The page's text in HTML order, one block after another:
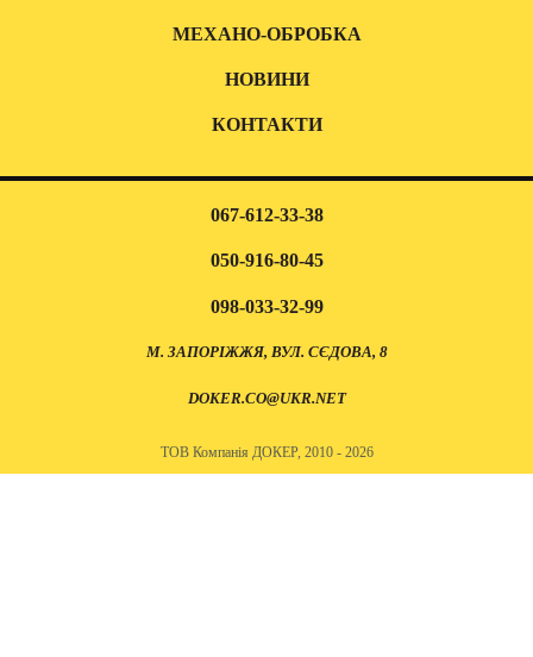
МЕХАНО-ОБРОБКА
НОВИНИ
КОНТАКТИ
067-612-33-38
050-916-80-45
098-033-32-99
М. ЗАПОРІЖЖЯ, ВУЛ. СЄДОВА, 8
DOKER.CO@UKR.NET
ТОВ Компанія ДОКЕР, 2010 - 2026